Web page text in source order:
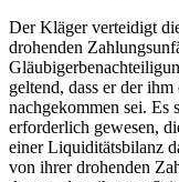
Der Kläger verteidigt
drohenden
geltend, dass er der
nachgekommen sei. Es
erforderlich gewesen,
einer Liquiditätsbilanz
von ihrer drohenden